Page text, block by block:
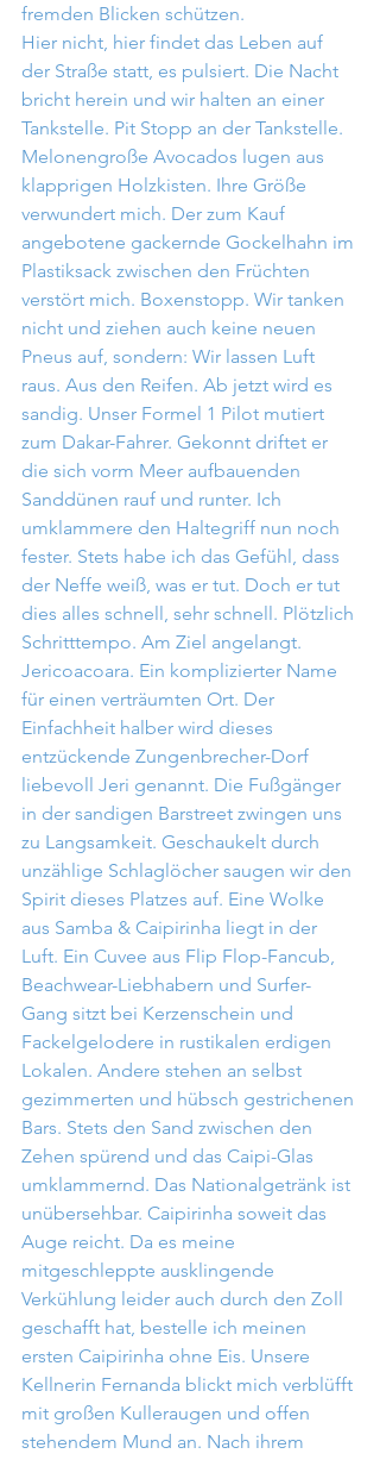
fremden Blicken schützen.
Hier nicht, hier findet das Leben auf
der Straße statt, es pulsiert. Die Nacht
bricht herein und wir halten an einer
Tankstelle. Pit Stopp an der Tankstelle.
Melonengroße Avocados lugen aus
klapprigen Holzkisten. Ihre Größe
verwundert mich. Der zum Kauf
angebotene gackernde Gockelhahn im
Plastiksack zwischen den Früchten
verstört mich. Boxenstopp. Wir tanken
nicht und ziehen auch keine neuen
Pneus auf, sondern: Wir lassen Luft
raus. Aus den Reifen. Ab jetzt wird es
sandig. Unser Formel 1 Pilot mutiert
zum Dakar-Fahrer. Gekonnt driftet er
die sich vorm Meer aufbauenden
Sanddünen rauf und runter. Ich
umklammere den Haltegriff nun noch
fester. Stets habe ich das Gefühl, dass
der Neffe weiß, was er tut. Doch er tut
dies alles schnell, sehr schnell. Plötzlich
Schritttempo. Am Ziel angelangt.
Jericoacoara. Ein komplizierter Name
für einen verträumten Ort. Der
Einfachheit halber wird dieses
entzückende Zungenbrecher-Dorf
liebevoll Jeri genannt. Die Fußgänger
in der sandigen Barstreet zwingen uns
zu Langsamkeit. Geschaukelt durch
unzählige Schlaglöcher saugen wir den
Spirit dieses Platzes auf. Eine Wolke
aus Samba & Caipirinha liegt in der
Luft. Ein Cuvee aus Flip Flop-Fancub,
Beachwear-Liebhabern und Surfer-
Gang sitzt bei Kerzenschein und
Fackelgelodere in rustikalen erdigen
Lokalen. Andere stehen an selbst
gezimmerten und hübsch gestrichenen
Bars. Stets den Sand zwischen den
Zehen spürend und das Caipi-Glas
umklammernd. Das Nationalgetränk ist
unübersehbar. Caipirinha soweit das
Auge reicht. Da es meine
mitgeschleppte ausklingende
Verkühlung leider auch durch den Zoll
geschafft hat, bestelle ich meinen
ersten Caipirinha ohne Eis. Unsere
Kellnerin Fernanda blickt mich verblüfft
mit großen Kulleraugen und offen
stehendem Mund an. Nach ihrem